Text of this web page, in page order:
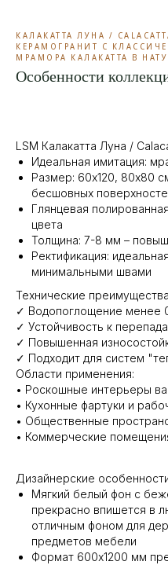
КАЛАКАТТА ЛУНА /
КЕРАМОГРАНИТ С
МРАМОРА КАЛАКАТТА В
Особенности
LSM Калакатта Луна /
Идеальная имитация:
Размер: 60x120, 80х80
бесшовных
Глянцевая
цвета
Толщина: 7-8 мм –
Ректификация:
минимальными швами
Технические
✓ Водопоглощение менее
✓ Устойчивость к
✓ Повышенная
✓ Подходит для систем
Области применения:
• Роскошные интерьеры
• Кухонные фартуки и
• Общественные
• Коммерческие
Дизайнерские
Мягкий белый фон с
прекрасно впишется в
отличным фоном для
предметов мебели
Формат 600х1200 мм